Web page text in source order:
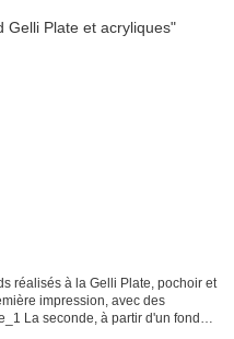
réalisés à la Gelli Plate, pochoir et
impression, avec des
La seconde, à partir d'un fond